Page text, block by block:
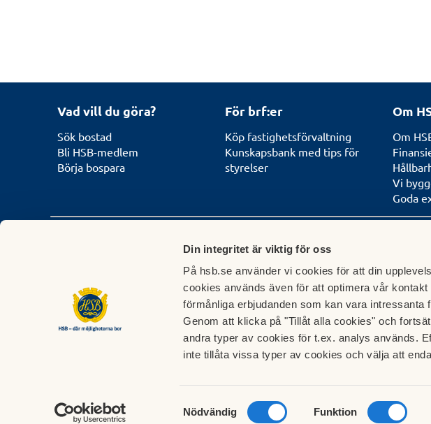
Din integritet är viktig för oss
På hsb.se använder vi cookies för att din
cookies används även för att optimera vår
förmånliga erbjudanden som kan vara
Genom att klicka på "Tillåt alla cookies" och
andra typer av cookies för t.ex. analys används.
inte tillåta vissa typer av cookies och välja att
Samtyckesval
Nödvändig Funktion
Vad vill du göra?
Sök bostad
Bli HSB-medlem
Börja bospara
För brf:er
Köp fastighetsförvaltning
Kunskapsbank med tips för
styrelser
Om
Om
Vi
Goda
Kontakta HSB nära dig:
För frågor som rör boende,
bosparande och
fastighetsförvaltning hänvisar vi
till våra regionala HSB-föreningar.
HSB Riksförbund
HSB Riksförbund arbetar med och
samordnar de övergripande
frågorna i HSB.
Kontakta HSB Riksförbund